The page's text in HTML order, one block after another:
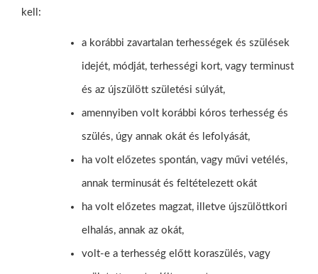
kell:
a korábbi zavartalan terhességek és szülések
idejét, módját, terhességi kort, vagy terminust
és az újszülött születési súlyát,
amennyiben volt korábbi kóros terhesség és
szülés, úgy annak okát és lefolyását,
ha volt előzetes spontán, vagy művi vetélés,
annak terminusát és feltételezett okát
ha volt előzetes magzat, illetve újszülöttkori
elhalás, annak az okát,
volt-e a terhesség előtt koraszülés, vagy